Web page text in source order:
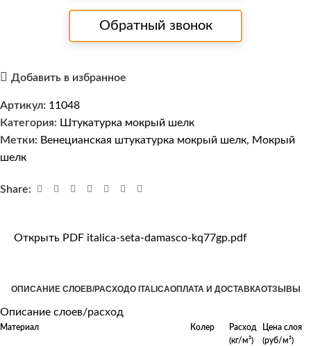
Обратный звонок
Добавить в избранное
Артикул: 11048
Категория: Штукатурка мокрый шелк
Метки: Венецианская штукатурка мокрый шелк, Мокрый
шелк
Share:
Открыть PDF italica-seta-damasco-kq77gp.pdf
ОПИСАНИЕ СЛОЕВ/РАСХОДО ITALICAОПЛАТА И ДОСТАВКАОТЗЫВЫ
Описание слоев/расход
Материал Колер
Расход
(кг/м²)
Цена слоя
(руб/м²)